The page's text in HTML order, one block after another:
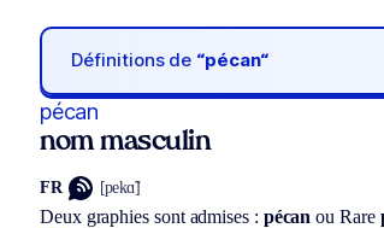
Définitions de “pécan“
pécan
nom masculin
FR [pekɑ̃]
Deux graphies sont admises : pécan ouRare